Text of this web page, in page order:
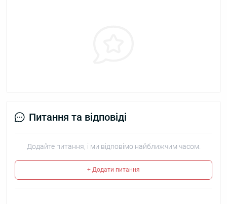
Питання та відповіді
Додайте питання, і ми відповімо найближчим часом.
+ Додати питання